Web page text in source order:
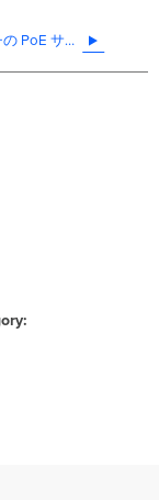
MS スイッチの PoE サポートについて